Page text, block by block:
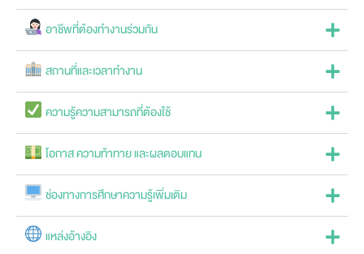
อาชีพที่ต้องทำงานร่วมกัน
สถานที่และเวลาทำงาน
ความรู้ความสามารถที่ต้องใช้
โอกาส ความท้าทาย และผลตอบแทน
ช่องทางการศึกษาความรู้เพิ่มเติม
แหล่งอ้างอิง